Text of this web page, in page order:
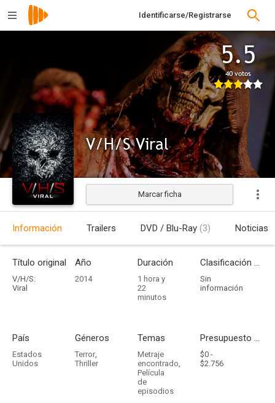
Identificarse/Registrarse
5.5
40 votos
V/H/S Viral
Estrenada
Marcar ficha
Información Trailers DVD / Blu-Ray (3) Noticias
Título original
V/H/S:
Viral
Año
2014
Duración
1 hora y
22
minutos
Clasificación por edades
Sin
información
País
Estados
Unidos
Géneros
Terror,
Thriller
Temas
Metraje
encontrado,
Película
de
episodios
Presupuesto - Ingresos
$0 -
$2.756